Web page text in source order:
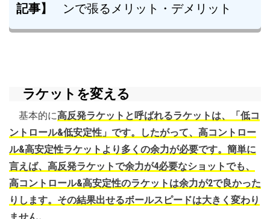
記事】
ンで張るメリット・デメリット
ラケットを変える
基本的に高反発ラケットと呼ばれるラケットは、「低コ
ントロール&低安定性」です。したがって、高コントロー
ル&高安定性ラケットより多くの余力が必要です。簡単に
言えば、高反発ラケットで余力が4必要なショットでも、
高コントロール&高安定性のラケットは余力が2で良かった
りします。その結果出せるボールスピードは大きく変わり
ません。